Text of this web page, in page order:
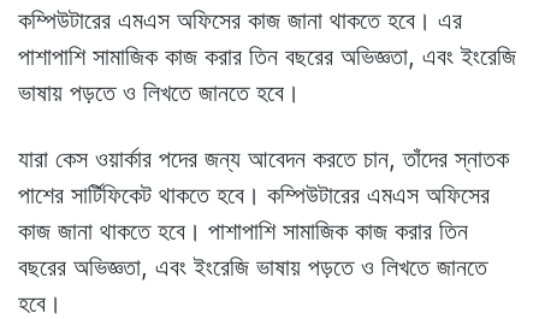
কম্পিউটারের এমএস অফিসের কাজ জানা থাকতে হবে। এর
পাশাপাশি সামাজিক কাজ করার তিন বছরের অভিজ্ঞতা, এবং ইংরেজি
ভাষায় পড়তে ও লিখতে জানতে হবে।
যারা কেস ওয়ার্কার পদের জন্য আবেদন করতে চান, তাঁদের স্নাতক
পাশের সার্টিফিকেট থাকতে হবে। কম্পিউটারের এমএস অফিসের
কাজ জানা থাকতে হবে। পাশাপাশি সামাজিক কাজ করার তিন
বছরের অভিজ্ঞতা, এবং ইংরেজি ভাষায় পড়তে ও লিখতে জানতে
হবে।